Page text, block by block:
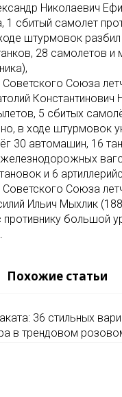
Николаевич
1 сбитый самолет
штурмовок
28 самолетов и
Союза
Константинович
5 сбитых
в ходе штурмовок
30 автомашин, 16
и 6
Союза
Ильич Мыхлик
противнику большой
Похожие статьи
36 стильных
в трендовом